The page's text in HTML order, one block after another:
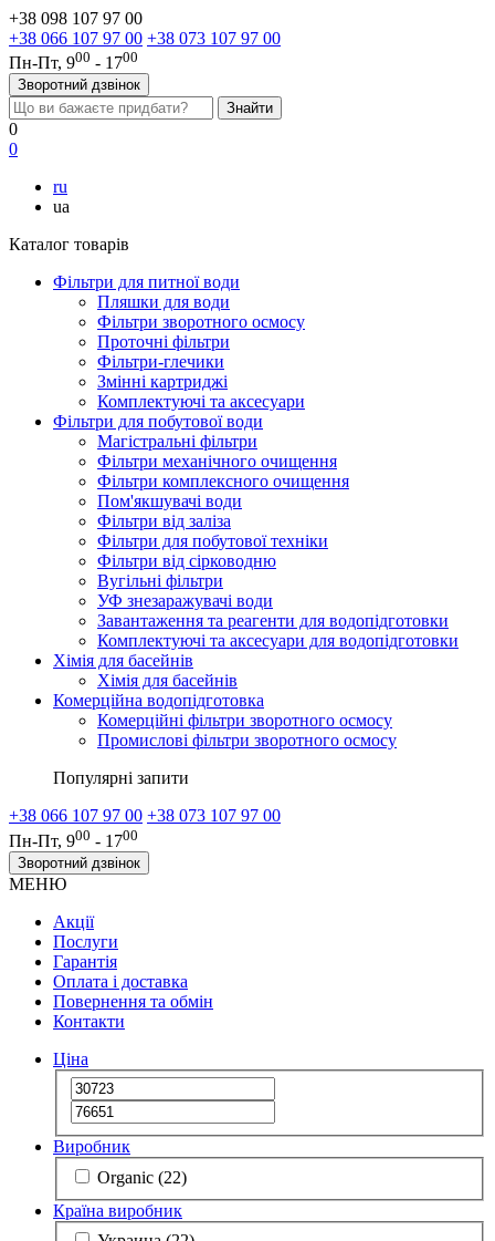
+38 098 107 97 00
+38 066 107 97 00 +38 073 107 97 00
Пн-Пт, 900 - 1700
Зворотний дзвінок
0
0
ru
ua
Каталог товарів
Фільтри для питної води
Пляшки для води
Фільтри зворотного осмосу
Проточні фільтри
Фільтри-глечики
Змінні картриджі
Комплектуючі та аксесуари
Фільтри для побутової води
Магістральні фільтри
Фільтри механічного очищення
Фільтри комплексного очищення
Пом'якшувачі води
Фільтри від заліза
Фільтри для побутової техніки
Фільтри від сірководню
Вугільні фільтри
УФ знезаражувачі води
Завантаження та реагенти для водопідготовки
Комплектуючі та аксесуари для водопідготовки
Хімія для басейнів
Хімія для басейнів
Комерційна водопідготовка
Комерційні фільтри зворотного осмосу
Промислові фільтри зворотного осмосу
Популярні запити
+38 066 107 97 00 +38 073 107 97 00
Пн-Пт, 900 - 1700
Зворотний дзвінок
МЕНЮ
Акції
Послуги
Гарантія
Оплата і доставка
Повернення та обмін
Контакти
Ціна
Виробник
Organic (22)
Країна виробник